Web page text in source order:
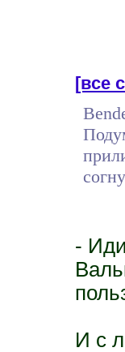
[все
-
И с